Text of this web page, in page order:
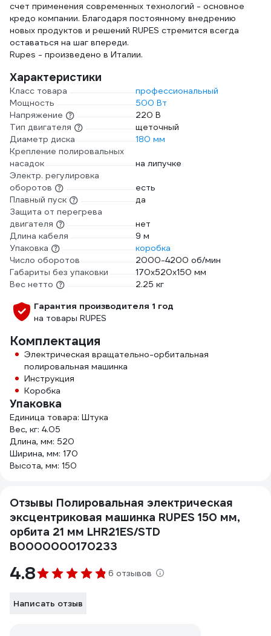
счет применения современных технологий - основное
кредо компании. Благодаря постоянному внедрению
новых продуктов и решений RUPES стремится всегда
оставаться на шаг впереди.
Rupes - произведено в Италии.
Характеристики
Класс товара
профессиональный
Мощность
500 Вт
Напряжение
220 В
Тип двигателя
щеточный
Диаметр диска
180 мм
Крепление полировальных
насадок
на липучке
Электр. регулировка
оборотов
есть
Плавный пуск
да
Защита от перегрева
двигателя
нет
Длина кабеля
9 м
Упаковка
коробка
Число оборотов
2000-4200 об/мин
Габариты без упаковки
170х520х150 мм
Вес нетто
2.25 кг
Гарантия производителя 1 год
на товары RUPES
Комплектация
Электрическая вращательно-орбитальная
полировальная машинка
Инструкция
Коробка
Упаковка
Единица товара: Штука
Вес, кг: 4.05
Длина, мм: 520
Ширина, мм: 170
Высота, мм: 150
Отзывы Полировальная электрическая
эксцентриковая машинка RUPES 150 мм,
орбита 21 мм LHR21ES/STD
В0000000170233
4.8 6 отзывов
Написать отзыв